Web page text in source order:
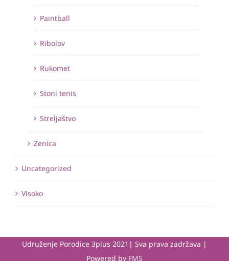
Paintball
Ribolov
Rukomet
Stoni tenis
Streljaštvo
Zenica
Uncategorized
Visoko
Udruženje Porodice 3plus 2021| Sva prava zadržava |
Powered by FMS